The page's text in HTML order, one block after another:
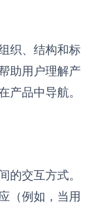
织、结构和标
助用户理解产
产品中导航。
的交互方式。
（例如，当用